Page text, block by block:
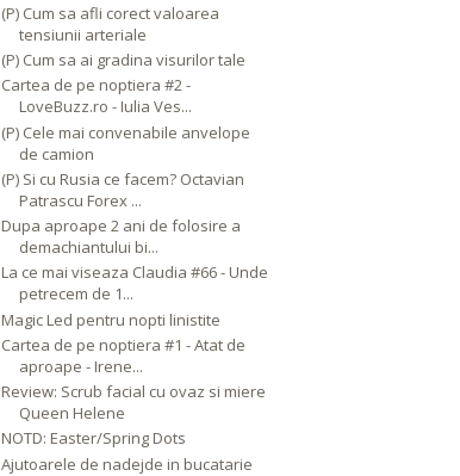
(P) Cum sa afli corect valoarea
tensiunii arteriale
(P) Cum sa ai gradina visurilor tale
Cartea de pe noptiera #2 -
LoveBuzz.ro - Iulia Ves...
(P) Cele mai convenabile anvelope
de camion
(P) Si cu Rusia ce facem? Octavian
Patrascu Forex ...
Dupa aproape 2 ani de folosire a
demachiantului bi...
La ce mai viseaza Claudia #66 - Unde
petrecem de 1...
Magic Led pentru nopti linistite
Cartea de pe noptiera #1 - Atat de
aproape - Irene...
Review: Scrub facial cu ovaz si miere
Queen Helene
NOTD: Easter/Spring Dots
Ajutoarele de nadejde in bucatarie